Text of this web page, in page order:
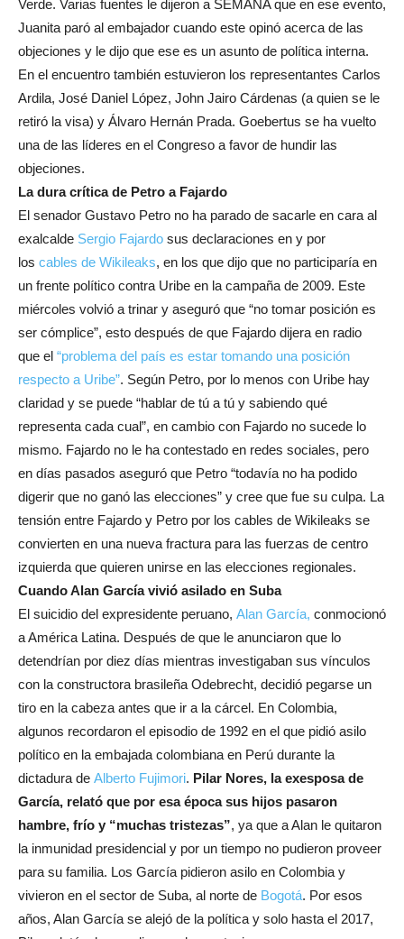
Verde. Varias fuentes le dijeron a SEMANA que en ese evento,
Juanita paró al embajador cuando este opinó acerca de las
objeciones y le dijo que ese es un asunto de política interna.
En el encuentro también estuvieron los representantes Carlos
Ardila, José Daniel López, John Jairo Cárdenas (a quien se le
retiró la visa) y Álvaro Hernán Prada. Goebertus se ha vuelto
una de las líderes en el Congreso a favor de hundir las
objeciones.
La dura crítica de Petro a Fajardo
El senador Gustavo Petro no ha parado de sacarle en cara al
exalcalde Sergio Fajardo sus declaraciones en y por
los cables de Wikileaks, en los que dijo que no participaría en
un frente político contra Uribe en la campaña de 2009. Este
miércoles volvió a trinar y aseguró que “no tomar posición es
ser cómplice”, esto después de que Fajardo dijera en radio
que el “problema del país es estar tomando una posición
respecto a Uribe”. Según Petro, por lo menos con Uribe hay
claridad y se puede “hablar de tú a tú y sabiendo qué
representa cada cual”, en cambio con Fajardo no sucede lo
mismo. Fajardo no le ha contestado en redes sociales, pero
en días pasados aseguró que Petro “todavía no ha podido
digerir que no ganó las elecciones” y cree que fue su culpa. La
tensión entre Fajardo y Petro por los cables de Wikileaks se
convierten en una nueva fractura para las fuerzas de centro
izquierda que quieren unirse en las elecciones regionales.
Cuando Alan García vivió asilado en Suba
El suicidio del expresidente peruano, Alan García, conmocionó
a América Latina. Después de que le anunciaron que lo
detendrían por diez días mientras investigaban sus vínculos
con la constructora brasileña Odebrecht, decidió pegarse un
tiro en la cabeza antes que ir a la cárcel. En Colombia,
algunos recordaron el episodio de 1992 en el que pidió asilo
político en la embajada colombiana en Perú durante la
dictadura de Alberto Fujimori. Pilar Nores, la exesposa de
García, relató que por esa época sus hijos pasaron
hambre, frío y “muchas tristezas”, ya que a Alan le quitaron
la inmunidad presidencial y por un tiempo no pudieron proveer
para su familia. Los García pidieron asilo en Colombia y
vivieron en el sector de Suba, al norte de Bogotá. Por esos
años, Alan García se alejó de la política y solo hasta el 2017,